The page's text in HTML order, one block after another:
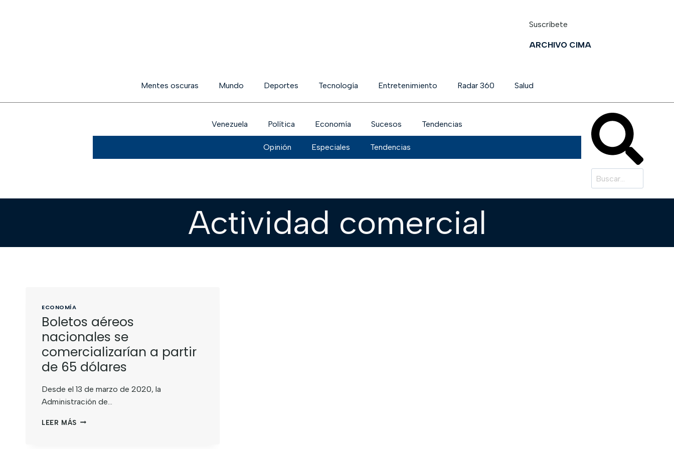
Suscríbete
ARCHIVO CIMA
Mentes oscuras Mundo Deportes Tecnología Entretenimiento Radar 360 Salud
Venezuela Política Economía Sucesos Tendencias
Opinión Especiales Tendencias
Actividad comercial
ECONOMÍA
Boletos aéreos
nacionales se
comercializarían a partir
de 65 dólares
Desde el 13 de marzo de 2020, la
Administración de…
LEER MÁS